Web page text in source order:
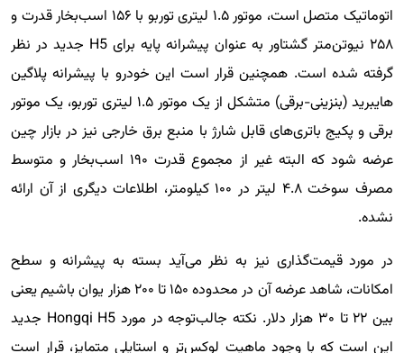
اتوماتیک متصل است، موتور ۱.۵ لیتری توربو با ۱۵۶ اسب‌بخار قدرت و
۲۵۸ نیوتن‌متر گشتاور به عنوان پیشرانه پایه برای H5 جدید در نظر
گرفته شده است. همچنین قرار است این خودرو با پیشرانه پلاگین
هایبرید (بنزینی-برقی) متشکل از یک موتور ۱.۵ لیتری توربو، یک موتور
برقی و پکیج باتری‌های قابل شارژ با منبع برق خارجی نیز در بازار چین
عرضه شود که البته غیر از مجموع قدرت ۱۹۰ اسب‌بخار و متوسط
مصرف سوخت ۴.۸ لیتر در ۱۰۰ کیلومتر، اطلاعات دیگری از آن ارائه
نشده.
در مورد قیمت‌گذاری نیز به نظر می‌آید بسته به پیشرانه و سطح
امکانات، شاهد عرضه آن در محدوده ۱۵۰ تا ۲۰۰ هزار یوان باشیم یعنی
بین ۲۲ تا ۳۰ هزار دلار. نکته جالب‌توجه در مورد Hongqi H5 جدید
این است که با وجود ماهیت لوکس‌تر و استایلی متمایز، قرار است